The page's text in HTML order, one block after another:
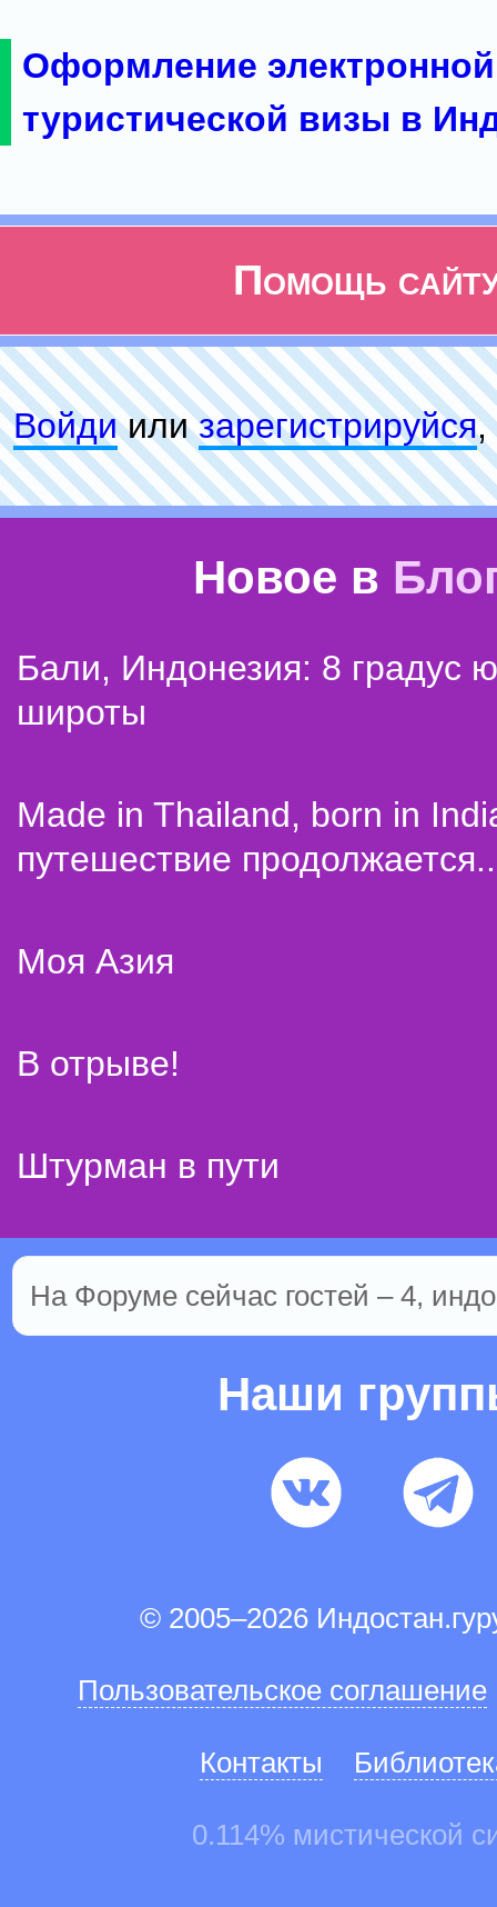
Оформление электронной
туристической визы в
Помощь
Войдиилизарeгиcтpируйся,
Новое в
Бали, Индонезия: 8 градус
широты
Made in Thailand, born in
путешествие
Моя Азия
В отрыве!
Штурман в пути
На Форуме сейчас гостей – 4,
Наши
© 2005–2026
Пользовательское соглашение
Контакты
0.114% мистической